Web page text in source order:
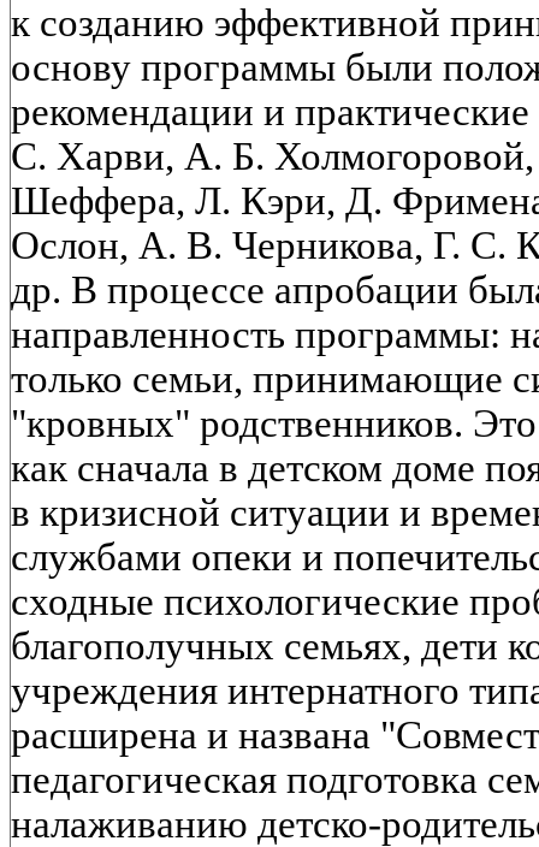
к созданию эффективной
основу программы были
рекомендации и
С. Харви, А. Б.
Шеффера, Л. Кэри, Д.
Ослон, А. В. Черникова, Г. С.
др. В процессе апробации
направленность программы:
только семьи, принимающие
"кровных" родственников.
как сначала в детском доме
в кризисной ситуации и
службами опеки и
сходные психологические
благополучных семьях, дети
учреждения интернатного
расширена и названа
педагогическая подготовка
налаживанию детско-